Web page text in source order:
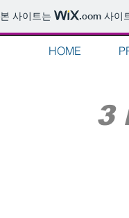
본 사이트는 .com 사이
HOME